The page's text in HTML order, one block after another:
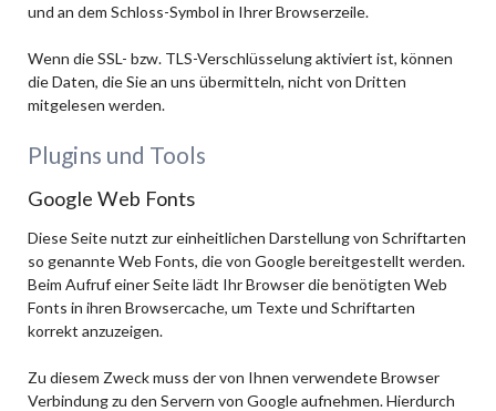
und an dem Schloss-Symbol in Ihrer Browserzeile.
Wenn die SSL- bzw. TLS-Verschlüsselung aktiviert ist, können
die Daten, die Sie an uns übermitteln, nicht von Dritten
mitgelesen werden.
Plugins und Tools
Google Web Fonts
Diese Seite nutzt zur einheitlichen Darstellung von Schriftarten
so genannte Web Fonts, die von Google bereitgestellt werden.
Beim Aufruf einer Seite lädt Ihr Browser die benötigten Web
Fonts in ihren Browsercache, um Texte und Schriftarten
korrekt anzuzeigen.
Zu diesem Zweck muss der von Ihnen verwendete Browser
Verbindung zu den Servern von Google aufnehmen. Hierdurch